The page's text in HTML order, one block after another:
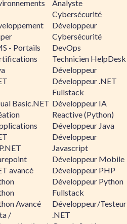
- Portails
Basic.NET
avancé
Avancé
/
Analyste
Cybersécurité
Développeur
Cybersécurité
DevOps
Technicien HelpDesk
Développeur
Développeur .NET
Fullstack
Développeur IA
Reactive (Python)
Développeur Java
Développeur
Javascript
Développeur Mobile
Développeur PHP
Développeur Python
Fullstack
Développeur/Testeur
.NET